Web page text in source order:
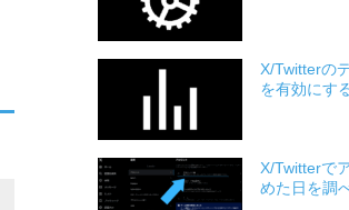
X/Twitterの
を有効にす
X/Twitterで
めた日を調